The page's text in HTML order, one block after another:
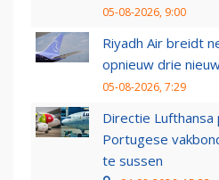
05-08-2026, 9:00
Riyadh Air breidt
opnieuw drie
05-08-2026, 7:29
Directie
Portugese
te sussen